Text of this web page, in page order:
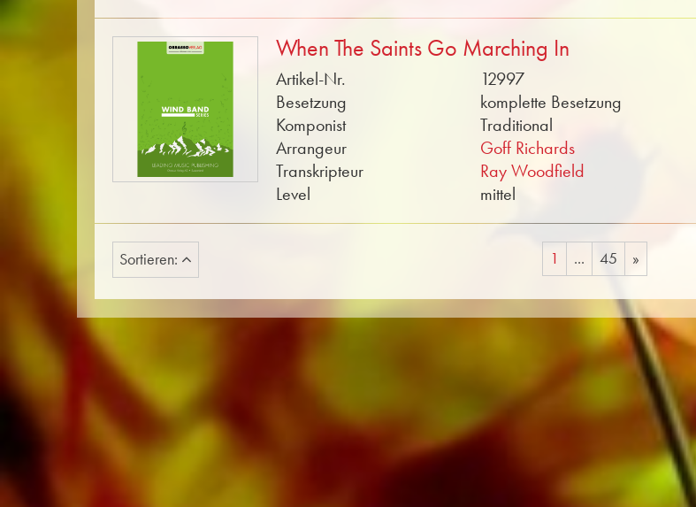
When The Saints Go Marching In
Artikel-Nr.
12997
Besetzung
komplette Besetzung
Komponist
Traditional
Arrangeur
Goff Richards
Transkripteur
Ray Woodfield
Level
mittel
Sortieren: 1 ... 45 »